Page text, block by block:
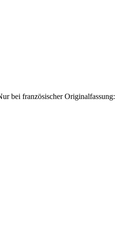
bei französischer Originalfassung: